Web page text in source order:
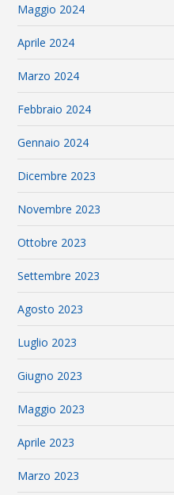
Maggio 2024
Aprile 2024
Marzo 2024
Febbraio 2024
Gennaio 2024
Dicembre 2023
Novembre 2023
Ottobre 2023
Settembre 2023
Agosto 2023
Luglio 2023
Giugno 2023
Maggio 2023
Aprile 2023
Marzo 2023